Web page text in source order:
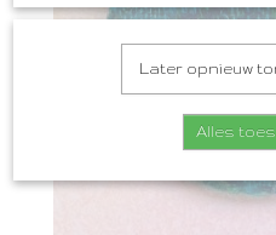
Later opnieuw
Alles